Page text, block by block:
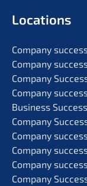
Locati­ons
Compa­ny
Compa­ny
Compa­ny
Compa­ny
Business
Compa­ny
Compa­ny
Compa­ny
Compa­ny
Compa­ny